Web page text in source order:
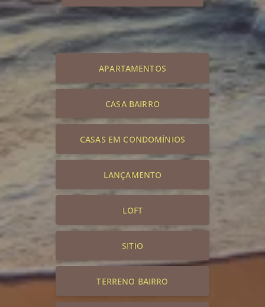
APARTAMENTOS
CASA BAIRRO
CASAS EM CONDOMÍNIOS
LANÇAMENTO
LOFT
SITIO
TERRENO BAIRRO